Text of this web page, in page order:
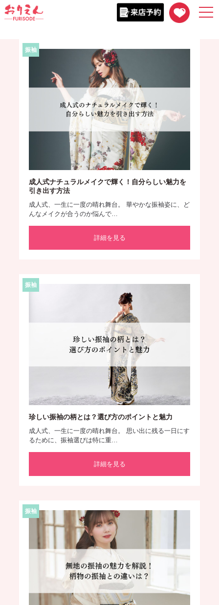
振袖
成人式ナチュラルメイクで輝く！自分らしい魅力を
引き出す方法
成人式、一生に一度の晴れ舞台。 華やかな振袖姿に、ど
んなメイクが合うのか悩んで…
詳細を見る
振袖
珍しい振袖の柄とは？選び方のポイントと魅力
成人式、一生に一度の晴れ舞台。 思い出に残る一日にす
るために、振袖選びは特に重…
詳細を見る
振袖